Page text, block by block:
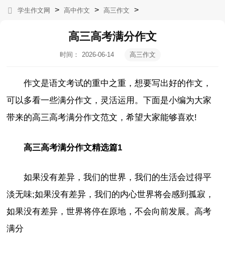
学生作文网 > 高中作文 > 高三作文 >
高三高考满分作文
时间：
2026-06-14
高三作文
作文是语文考试的重中之重，想要写出好的作文，
可以多看一些满分作文，灵活运用。下面是小编为大家
带来的高三高考满分作文范文，希望大家能够喜欢!
高三高考满分作文精选篇1
如果没有差异，我们的世界，我们的生活会过得平
淡无味;如果没有差异，我们的内心世界将会感到孤寂，
如果没有差异，世界将停在原地，不会向前发展。高考
满分